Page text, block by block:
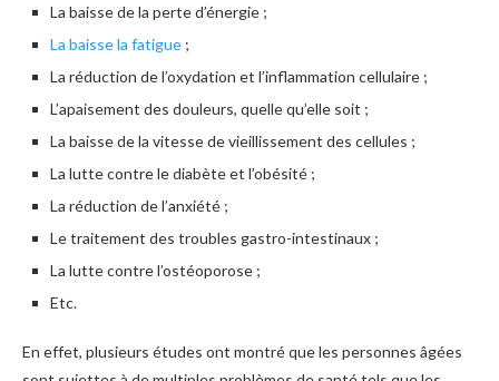
La baisse de la perte d’énergie ;
La baisse la fatigue ;
La réduction de l’oxydation et l’inflammation cellulaire ;
L’apaisement des douleurs, quelle qu’elle soit ;
La baisse de la vitesse de vieillissement des cellules ;
La lutte contre le diabète et l’obésité ;
La réduction de l’anxiété ;
Le traitement des troubles gastro-intestinaux ;
La lutte contre l’ostéoporose ;
Etc.
En effet, plusieurs études ont montré que les personnes âgées